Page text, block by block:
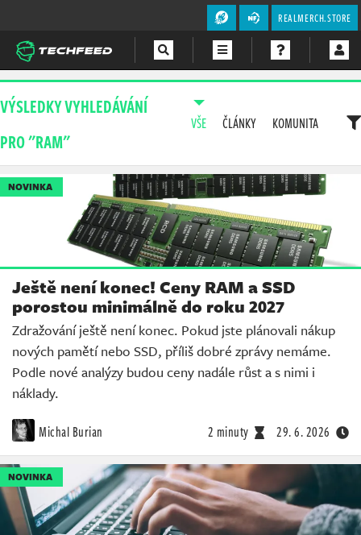
REALMERCH.STORE
Magazín
Videa
Soutěže
VÝSLEDKY VYHLEDÁVÁNÍ
PRO "RAM"
VŠE ČLÁNKY KOMUNITA
NOVINKA
Ještě není konec! Ceny RAM a SSD
porostou minimálně do roku 2027
Zdražování ještě není konec. Pokud jste plánovali nákup
nových pamětí nebo SSD, příliš dobré zprávy nemáme.
Podle nové analýzy budou ceny nadále růst a s nimi i
náklady.
Michal Burian 2 minuty 29. 6. 2026
NOVINKA